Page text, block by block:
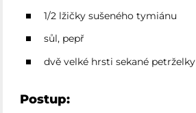
1/2 lžičky sušeného tymiánu
sůl, pepř
dvě velké hrsti sekané petrželky
Postup: